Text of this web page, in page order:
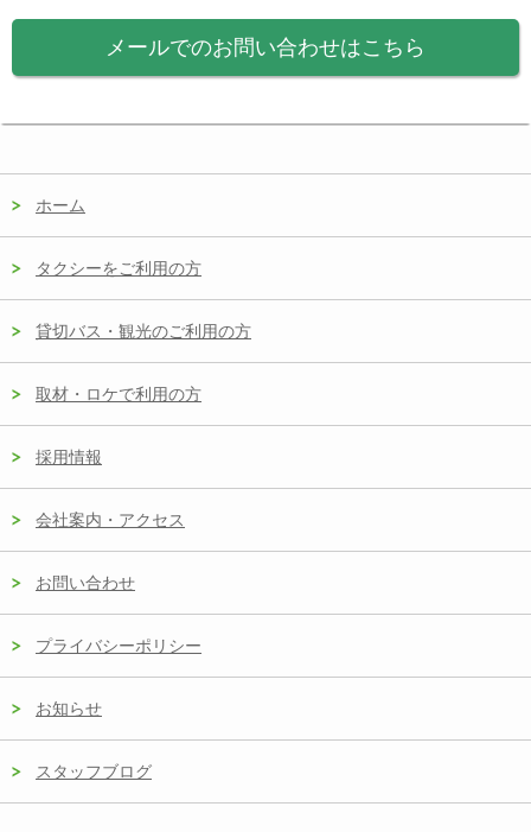
メールでのお問い合わせはこちら
ホーム
タクシーをご利用の方
貸切バス・観光のご利用の方
取材・ロケで利用の方
採用情報
会社案内・アクセス
お問い合わせ
プライバシーポリシー
お知らせ
スタッフブログ